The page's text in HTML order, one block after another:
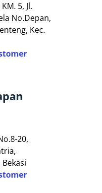
5, Jl.
No.Depan,
Kec.
20,